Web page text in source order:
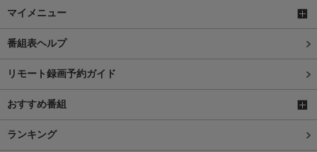
マイメニュー
番組表ヘルプ
リモート録画予約ガイド
おすすめ番組
ランキング